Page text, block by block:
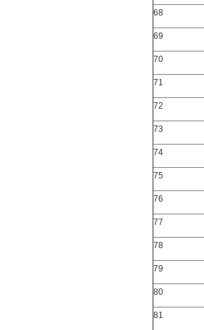
68
69
70
71
72
73
74
75
76
77
78
79
80
81